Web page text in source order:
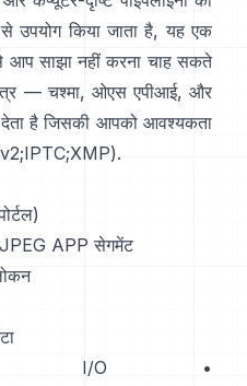
उपयोग किया जाता है, यह एक
आप साझा नहीं करना चाह सकते
— चश्मा, ओएस एपीआई, और
है जिसकी आपको आवश्यकता
;IPTC;XMP).
JPEG APP सेगमेंट
I/O •